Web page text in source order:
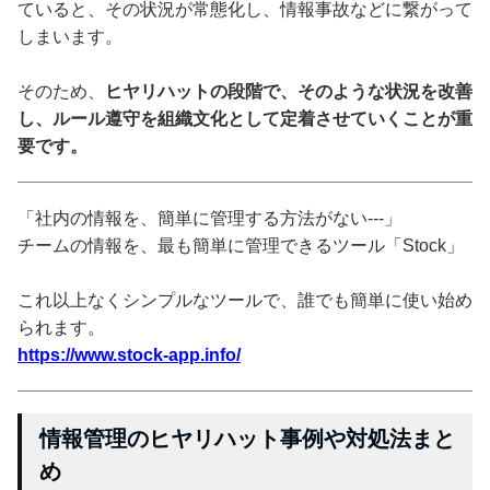
ていると、その状況が常態化し、情報事故などに繋がって
しまいます。
そのため、
ヒヤリハットの段階で、そのような状況を改善
し、ルール遵守を組織文化として定着させていくことが重
要です。
「社内の情報を、簡単に管理する方法がない---」
チームの情報を、最も簡単に管理できるツール「Stock」
これ以上なくシンプルなツールで、誰でも簡単に使い始め
られます。
https://www.stock-app.info/
情報管理のヒヤリハット事例や対処法まと
め